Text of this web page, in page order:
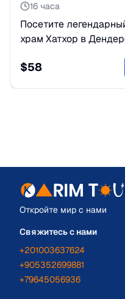
16 часа
Посетите
храм Хатхор в
Уникальный
сохранившимся
$58
Откройте мир с нами
Свяжитесь с нами
+201003637624
+905352699881
+79645056936